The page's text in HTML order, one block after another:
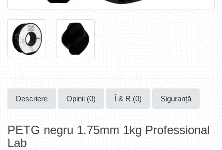
Descriere Opinii (0) Î & R (0) Siguranță
PETG negru 1.75mm 1kg Professional
Lab